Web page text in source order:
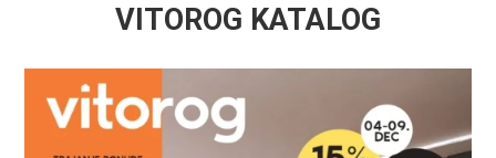
VITOROG KATALOG